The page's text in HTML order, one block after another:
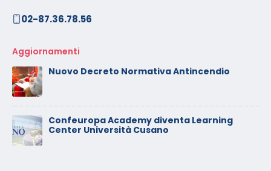
02-87.36.78.56
Aggiornamenti
Nuovo Decreto Normativa Antincendio
Confeuropa Academy diventa Learning
Center Università Cusano